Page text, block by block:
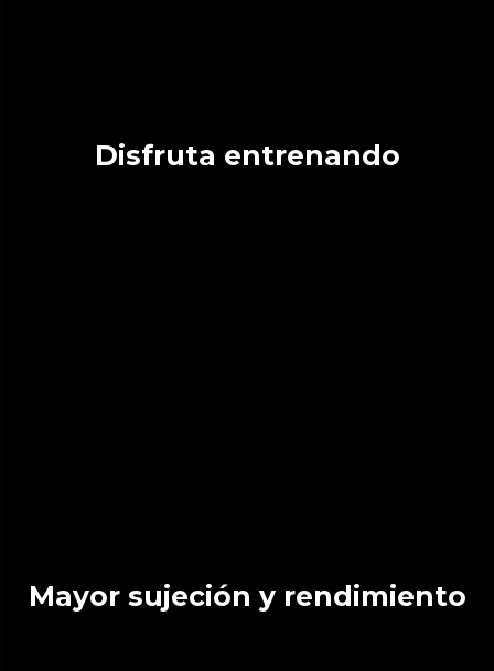
Disfruta entrenando
Mayor sujeción y rendimiento